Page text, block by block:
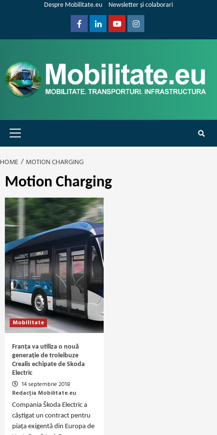
Despre Mobilitate.eu Newsletter și colaborari
FacebookLinkedinYoutubeInstagram
Primary
Menu
HOME MOTION CHARGING
Motion Charging
Mobilitate
Franța va utiliza o nouă
generație de troleibuze
Crealis echipate de Skoda
Electric
14 septembrie 2018
Redacția Mobilitate.eu
Compania Škoda Electric a
câștigat un contract pentru
piața exigentă din Europa de